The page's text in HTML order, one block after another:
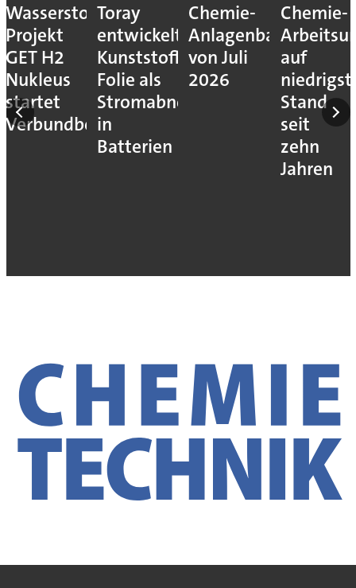
Wasserstoff-
Projekt
GET H2
Nukleus
startet
Verbundbetrieb
Toray
entwickelt
Kunststoff-
Folie als
Stromabnehmer
in
Batterien
Chemie-
Anlagenbauprojekte
von Juli
2026
Chemie-
auf
Stand
seit
zehn
Jahren